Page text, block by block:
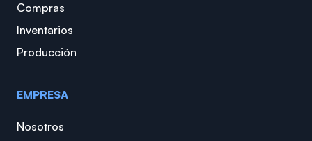
Compras
Inventarios
Producción
EMPRESA
Nosotros